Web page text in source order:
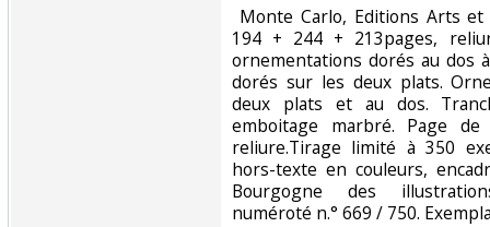
Monte Carlo, Editions Arts
194 + 244 + 213pages,
ornementations dorés au dos
dorés sur les deux plats.
deux plats et au dos.
emboitage marbré. Page
reliure.Tirage limité à 350
hors-texte en couleurs,
Bourgogne des
numéroté n.° 669 / 750.